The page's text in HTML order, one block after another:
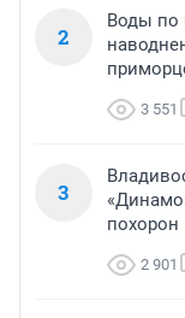
2
Воды по
3 551
3
похорон
2 901